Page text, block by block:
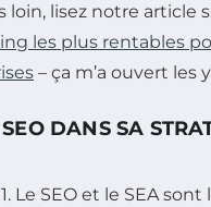
loin, lisez notre article
les plus rentables
– ça m’a ouvert les
DANS SA
Le SEO et le SEA